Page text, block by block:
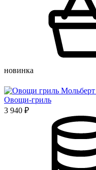
новинка
Овощи-гриль
3 940 ₽